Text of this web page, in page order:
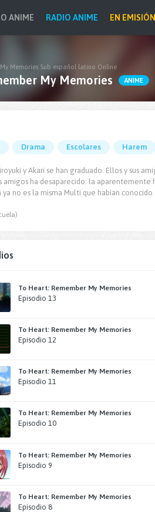
ANIME RADIO ANIME EN
Memories Sub español latino Online
My Memories ANIME
Drama Escolares Harem
y Akari se han graduado. Ellos y sus
amigos ha desaparecido: la
ya no es la misma Multi que habían conocido.
To Heart: Remember My Memories
Episodio 13
To Heart: Remember My Memories
Episodio 12
To Heart: Remember My Memories
Episodio 11
To Heart: Remember My Memories
Episodio 10
To Heart: Remember My Memories
Episodio 9
To Heart: Remember My Memories
Episodio 8